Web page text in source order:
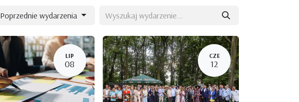
Poprzednie wydarzenia
LIP
08
CZE
12